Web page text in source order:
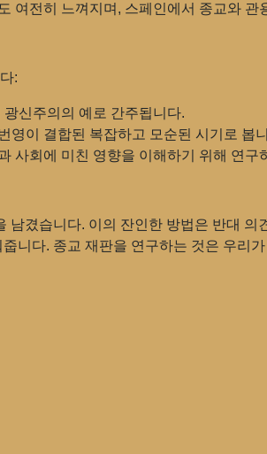
여전히 느껴지며, 스페인에서 종교와 관
:
신주의의 예로 간주됩니다.
영이 결합된 복잡하고 모순된 시기로 봅
사회에 미친 영향을 이해하기 위해 연구
겼습니다. 이의 잔인한 방법은 반대
니다. 종교 재판을 연구하는 것은 우리